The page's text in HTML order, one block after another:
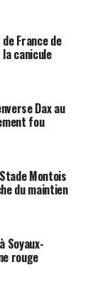
France de
canicule
Dax au
fou
Montois
du maintien
Soyaux-
rouge